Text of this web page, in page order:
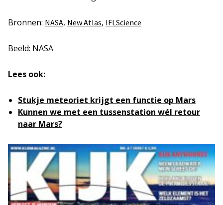
Bronnen: NASA, New Atlas, IFLScience
Beeld: NASA
Lees ook:
Stukje meteoriet krijgt een functie op Mars
Kunnen we met een tussenstation wél retour
naar Mars?